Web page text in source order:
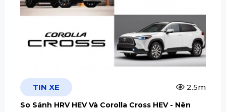
TIN XE 2.5m
So Sánh HRV HEV Và Corolla Cross HEV - Nên